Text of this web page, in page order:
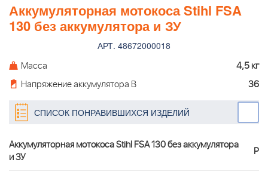
Аккумуляторная мотокоса Stihl FSA
130 без аккумулятора и ЗУ
АРТ. 48672000018
Масса
4,5 кг
Напряжение аккумулятора В
36
СПИСОК ПОНРАВИВШИХСЯ ИЗДЕЛИЙ
Аккумуляторная мотокоса Stihl FSA 130 без аккумулятора
и ЗУ
Р